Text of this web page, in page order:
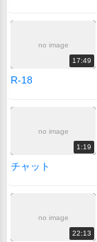
no image
17:49
R-18
no image
1:19
チャット
no image
22:13